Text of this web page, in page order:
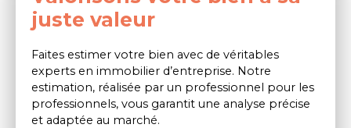
juste valeur
Faites estimer votre bien avec de véritables
experts en immobilier d’entreprise. Notre
estimation, réalisée par un professionnel pour les
professionnels, vous garantit une analyse précise
et adaptée au marché.